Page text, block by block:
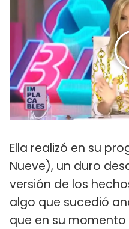
Ella realizó en su
Nueve), un duro
versión de los
algo que sucedió
que en su